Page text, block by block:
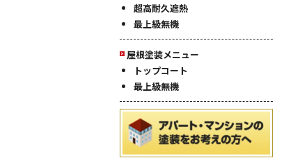
超高耐久遮熱
最上級無機
屋根塗装メニュー
トップコート
最上級無機